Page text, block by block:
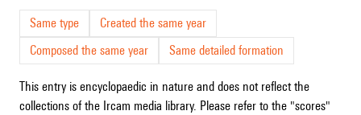
Same type
Created the same year
Composed the same year
Same detailed formation
This entry is encyclopaedic in nature and does not reflect the
collections of the Ircam media library. Please refer to the "scores"